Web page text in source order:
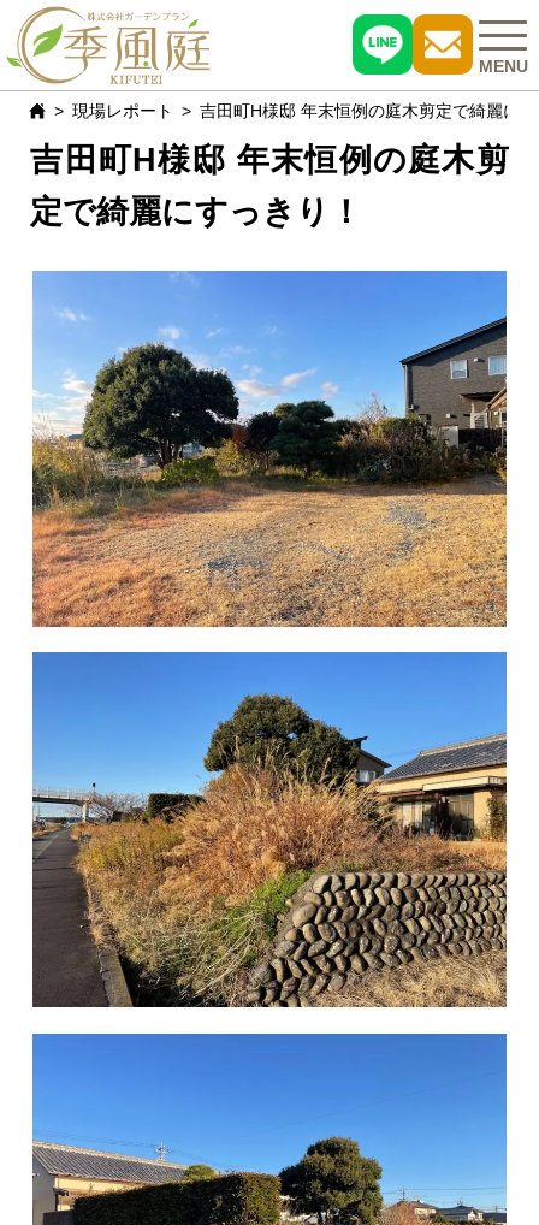
MENU
施工事例
おすすめ商品
現場レポート
よくある質問
会社概要
現場レポート 吉田町H様邸 年末恒例の庭木剪定で綺麗に
吉田町H様邸 年末恒例の庭木剪
定で綺麗にすっきり！